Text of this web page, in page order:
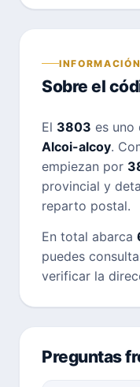
INFORMACIÓN
Sobre el
El 3803 es uno
Alcoi-alcoy.
empiezan por
provincial y
reparto postal.
En total abarca
puedes
verificar la
Preguntas